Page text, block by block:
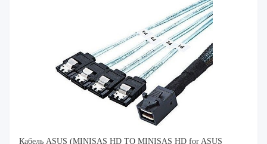
Кабель ASUS (MINISAS HD TO MINISAS HD for ASUS